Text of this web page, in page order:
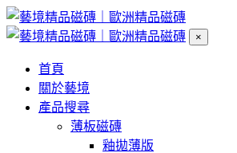
×
首頁
關於藝境
產品搜尋
薄板磁磚
釉拋薄版